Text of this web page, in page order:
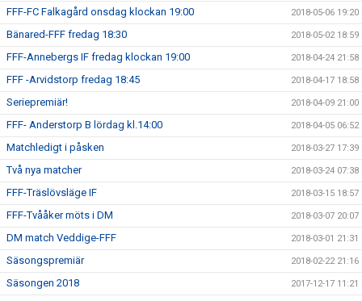
FFF-FC Falkagård onsdag klockan 19:00 2018-05-06 19:20
Bänared-FFF fredag 18:30 2018-05-02 18:59
FFF-Annebergs IF fredag klockan 19:00 2018-04-24 21:58
FFF -Arvidstorp fredag 18:45 2018-04-17 18:58
Seriepremiär! 2018-04-09 21:00
FFF- Anderstorp B lördag kl.14:00 2018-04-05 06:52
Matchledigt i påsken 2018-03-27 17:39
Två nya matcher 2018-03-24 07:38
FFF-Träslövsläge IF 2018-03-15 18:57
FFF-Tvååker möts i DM 2018-03-07 20:07
DM match Veddige-FFF 2018-03-01 21:31
Säsongspremiär 2018-02-22 21:16
Säsongen 2018 2017-12-17 11:21